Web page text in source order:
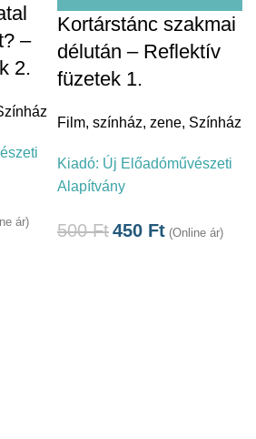
–
2.
ár)
Kortárstánc szakmai
délután – Reflektív
füzetek 1.
Film, színház, zene, Színház
Kiadó: Új Előadóművészeti
Alapítvány
500Ft450 Ft (Online ár)